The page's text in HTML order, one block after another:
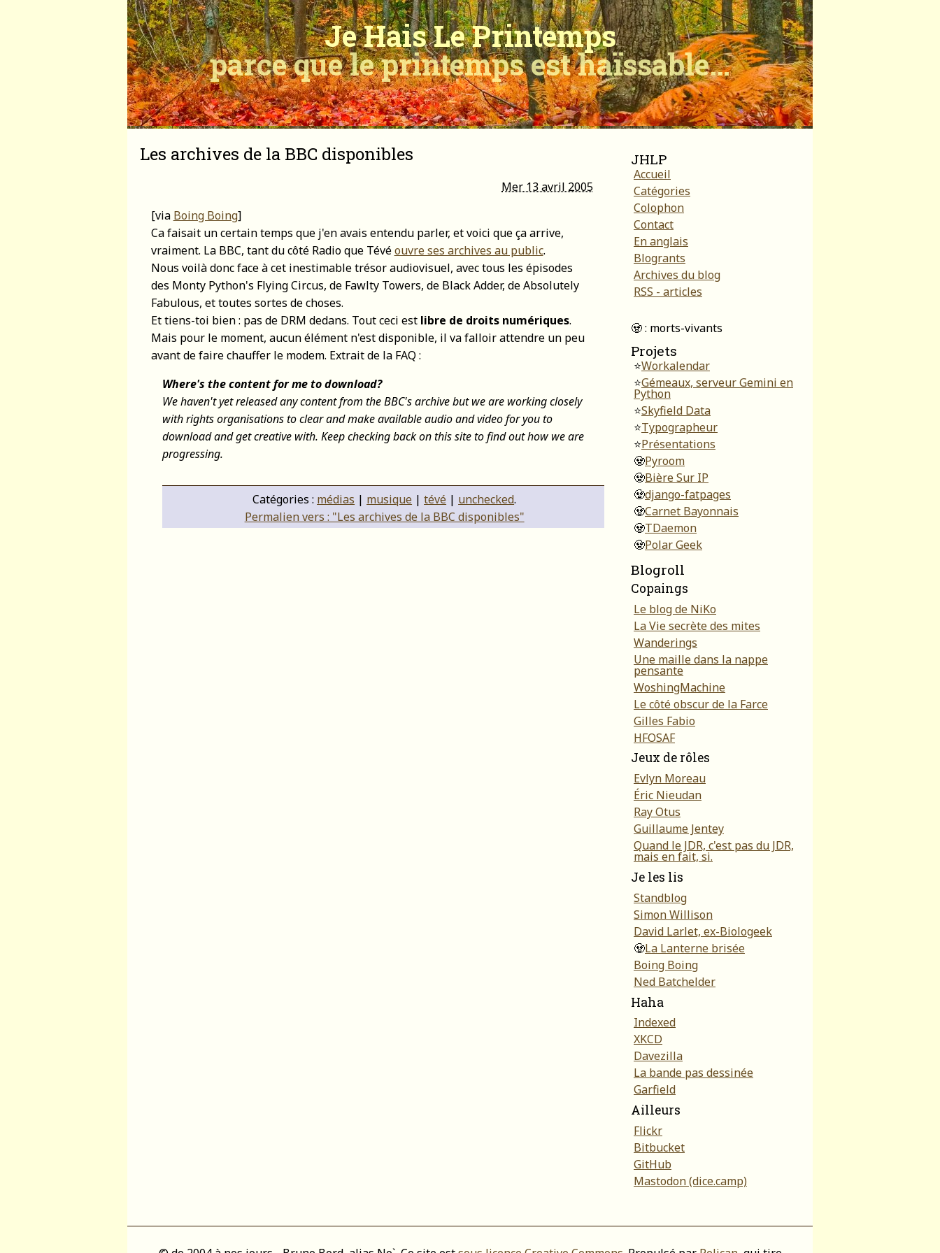
Je Hais Le Printemps
parce que le printemps est haïssable…
Les archives de la BBC disponibles
Mer 13 avril 2005
[via Boing Boing]
Ca faisait un certain temps que j'en avais entendu parler, et voici que ça arrive,
vraiment. La BBC, tant du côté Radio que Tévéouvre ses archives au public.
Nous voilà donc face à cet inestimable trésor audiovisuel, avec tous les épisodes
des Monty Python's Flying Circus, de Fawlty Towers, de Black Adder, de Absolutely
Fabulous, et toutes sortes de choses.
Et tiens-toi bien : pas de DRM dedans. Tout ceci est libre de droits numériques.
Mais pour le moment, aucun élément n'est disponible, il va falloir attendre un peu
avant de faire chauffer le modem. Extrait de la FAQ :
Where's the content for me to download?
We haven't yet released any content from the BBC's archive but we are working closely
with rights organisations to clear and make available audio and video for you to
download and get creative with. Keep checking back on this site to find out how we are
progressing.
Catégories : médias | musique |tévé | unchecked.
Permalien vers : "Les archives de la BBC disponibles"
JHLP
Accueil
Catégories
Colophon
Contact
En anglais
Blogrants
Archives du blog
RSS - articles
🧟 : morts-vivants
Projets
⭐Workalendar
⭐Gémeaux, serveur Gemini en
Python
⭐Skyfield Data
⭐Typographeur
⭐Présentations
🧟Pyroom
🧟Bière Sur IP
🧟django-fatpages
🧟Carnet Bayonnais
🧟TDaemon
🧟Polar Geek
Blogroll
Copaings
Le blog de NiKo
La Vie secrète des mites
Wanderings
Une maille dans la nappe
pensante
WoshingMachine
Le côté obscur de la Farce
Gilles Fabio
HFOSAF
Jeux de rôles
Evlyn Moreau
Éric Nieudan
Ray Otus
Guillaume Jentey
Quand le JDR, c'est pas du JDR,
mais en fait, si.
Je les lis
Standblog
Simon Willison
David Larlet, ex-Biologeek
🧟La Lanterne brisée
Boing Boing
Ned Batchelder
Haha
Indexed
XKCD
Davezilla
La bande pas dessinée
Garfield
Ailleurs
Flickr
Bitbucket
GitHub
Mastodon (dice.camp)